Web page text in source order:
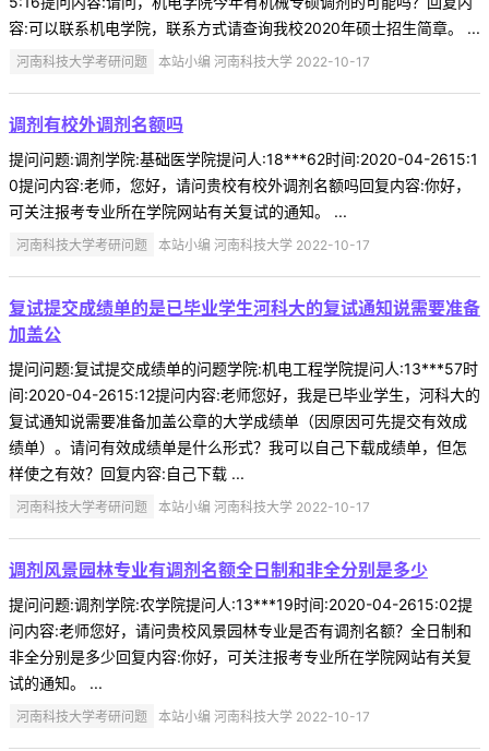
容:可以联系机电学院，联系方式请查询我校2020年硕士招生简章。 ...
河南科技大学考研问题 本站小编 河南科技大学 2022-10-17
调剂有校外调剂名额吗
提问问题:调剂学院:基础医学院提问人:18***62时间:2020-04-2615:1
0提问内容:老师，您好，请问贵校有校外调剂名额吗回复内容:你好，
可关注报考专业所在学院网站有关复试的通知。 ...
河南科技大学考研问题 本站小编 河南科技大学 2022-10-17
复试提交成绩单的是已毕业学生河科大的复试通知说需要准备
加盖公
提问问题:复试提交成绩单的问题学院:机电工程学院提问人:13***57时
间:2020-04-2615:12提问内容:老师您好，我是已毕业学生，河科大的
复试通知说需要准备加盖公章的大学成绩单（因原因可先提交有效成
绩单）。请问有效成绩单是什么形式？我可以自己下载成绩单，但怎
样使之有效？回复内容:自己下载 ...
河南科技大学考研问题 本站小编 河南科技大学 2022-10-17
调剂风景园林专业有调剂名额全日制和非全分别是多少
提问问题:调剂学院:农学院提问人:13***19时间:2020-04-2615:02提
问内容:老师您好，请问贵校风景园林专业是否有调剂名额？全日制和
非全分别是多少回复内容:你好，可关注报考专业所在学院网站有关复
试的通知。 ...
河南科技大学考研问题 本站小编 河南科技大学 2022-10-17